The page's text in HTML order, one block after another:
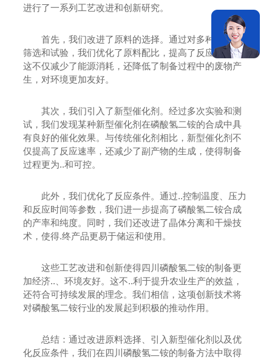
进行了一系列工艺改进和创新研究。
首先，我们改进了原料的选择。通过对多种材料的
筛选和试验，我们优化了原料配比，提高了反应效率。
这不仅减少了能源消耗，还降低了制备过程中的废物产
生，对环境更加友好。
其次，我们引入了新型催化剂。经过多次实验和测
试，我们发现某种新型催化剂在磷酸氢二铵的合成中具
有良好的催化效果。与传统催化剂相比，新型催化剂不
仅提高了反应速率，还减少了副产物的生成，使得制备
过程更为..和可控。
此外，我们优化了反应条件。通过..控制温度、压力
和反应时间等参数，我们进一步提高了磷酸氢二铵合成
的产率和纯度。同时，我们还改进了晶体分离和干燥技
术，使得.终产品更易于储运和使用。
这些工艺改进和创新使得四川磷酸氢二铵的制备更
加经济..、环境友好。这不..利于提升农业生产的效益，
还符合可持续发展的理念。我们相信，这项创新技术将
对磷酸氢二铵行业的发展起到积极的推动作用。
总结：通过改进原料选择、引入新型催化剂以及优
化反应条件，我们在四川磷酸氢二铵的制备方法中取得